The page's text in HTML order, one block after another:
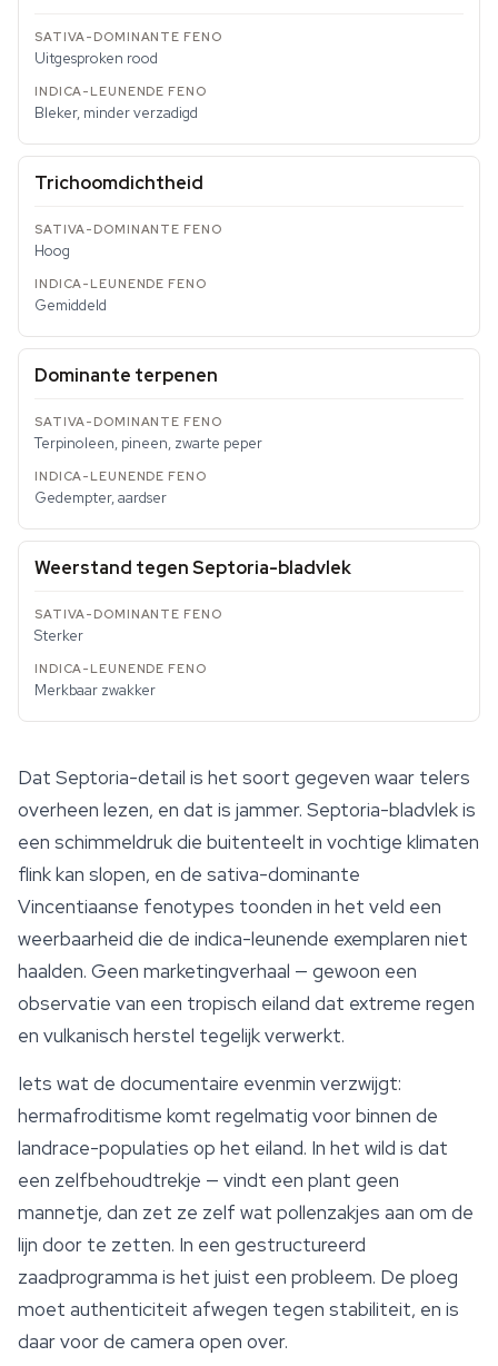
Uitgesproken rood
Bleker, minder verzadigd
Trichoomdichtheid
Hoog
Gemiddeld
Dominante terpenen
Terpinoleen, pineen, zwarte peper
Gedempter, aardser
Weerstand tegen Septoria-bladvlek
Sterker
Merkbaar zwakker
Dat Septoria-detail is het soort gegeven waar telers
overheen lezen, en dat is jammer. Septoria-bladvlek is
een schimmeldruk die buitenteelt in vochtige klimaten
flink kan slopen, en de sativa-dominante
Vincentiaanse fenotypes toonden in het veld een
weerbaarheid die de indica-leunende exemplaren niet
haalden. Geen marketingverhaal — gewoon een
observatie van een tropisch eiland dat extreme regen
en vulkanisch herstel tegelijk verwerkt.
Iets wat de documentaire evenmin verzwijgt:
hermafroditisme komt regelmatig voor binnen de
landrace-populaties op het eiland. In het wild is dat
een zelfbehoudtrekje — vindt een plant geen
mannetje, dan zet ze zelf wat pollenzakjes aan om de
lijn door te zetten. In een gestructureerd
zaadprogramma is het juist een probleem. De ploeg
moet authenticiteit afwegen tegen stabiliteit, en is
daar voor de camera open over.